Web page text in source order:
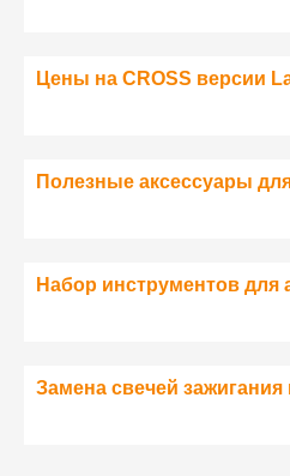
Цены на CROSS версии
Полезные аксессуары
Набор инструментов для
Замена свечей зажигания